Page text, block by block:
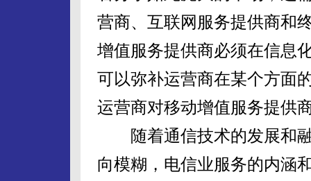
营商、互联网服务提供商和
增值服务提供商必须在信息
可以弥补运营商在某个方面
运营商对移动增值服务提供
随着通信技术的发展和融
向模糊，电信业服务的内涵